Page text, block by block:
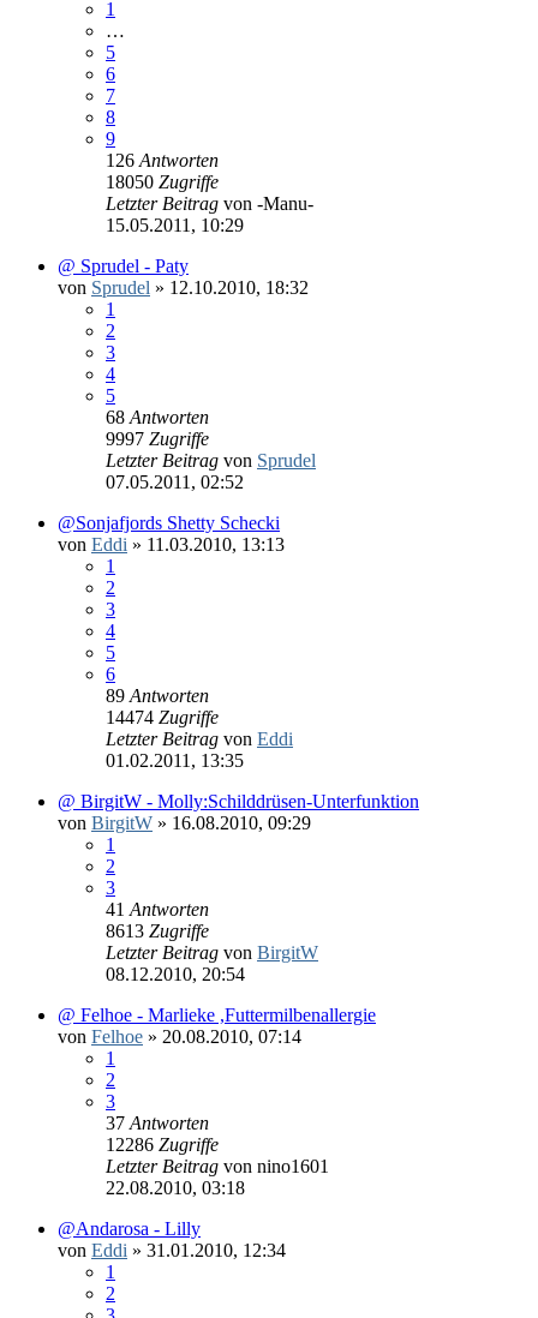
1
…
5
6
7
8
9
126 Antworten
18050 Zugriffe
Letzter Beitrag von -Manu-
15.05.2011, 10:29
@ Sprudel - Paty
von Sprudel » 12.10.2010, 18:32
1
2
3
4
5
68 Antworten
9997 Zugriffe
Letzter Beitrag von Sprudel
07.05.2011, 02:52
@Sonjafjords Shetty Schecki
von Eddi » 11.03.2010, 13:13
1
2
3
4
5
6
89 Antworten
14474 Zugriffe
Letzter Beitrag von Eddi
01.02.2011, 13:35
@ BirgitW - Molly:Schilddrüsen-Unterfunktion
von BirgitW » 16.08.2010, 09:29
1
2
3
41 Antworten
8613 Zugriffe
Letzter Beitrag von BirgitW
08.12.2010, 20:54
@ Felhoe - Marlieke ,Futtermilbenallergie
von Felhoe » 20.08.2010, 07:14
1
2
3
37 Antworten
12286 Zugriffe
Letzter Beitrag von nino1601
22.08.2010, 03:18
@Andarosa - Lilly
von Eddi » 31.01.2010, 12:34
1
2